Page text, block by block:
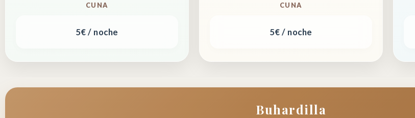
CUNA
5€ / noche
CUNA
5€ / noche
Buhardilla